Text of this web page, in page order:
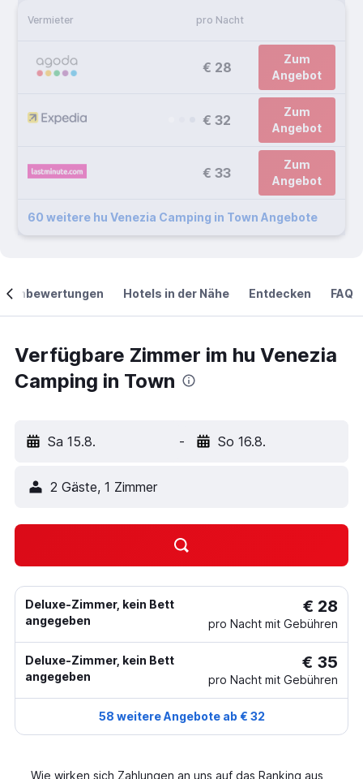
Vermieter pro Nacht
€ 28
Zum
Angebot
€ 32
Zum
Angebot
€ 33
Zum
Angebot
60 weitere hu Venezia Camping in Town Angebote
Hotels in der Nähe Entdecken FAQ
Verfügbare Zimmer im hu Venezia
Camping in Town
Sa 15.8. - So 16.8.
2 Gäste, 1 Zimmer
Deluxe-Zimmer, kein Bett
angegeben
€ 28
pro Nacht mit Gebühren
Deluxe-Zimmer, kein Bett
angegeben
€ 35
pro Nacht mit Gebühren
58 weitere Angebote ab € 32
Wie wirken sich Zahlungen an uns auf das Ranking aus